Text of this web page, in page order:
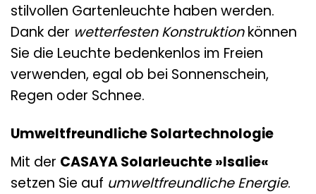
stilvollen Gartenleuchte haben werden.
Dank der wetterfesten Konstruktionkönnen
Sie die Leuchte bedenkenlos im Freien
verwenden, egal ob bei Sonnenschein,
Regen oder Schnee.
Umweltfreundliche Solartechnologie
Mit der CASAYA Solarleuchte »Isalie«
setzen Sie auf umweltfreundliche Energie.